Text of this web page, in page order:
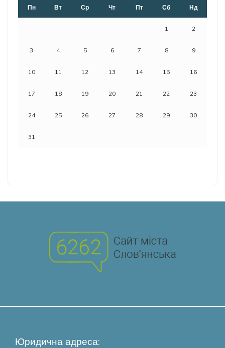
Пн Вт Ср Чт Пт Сб Нд
1 2
3 4 5 6 7 8 9
10 11 12 13 14 15 16
17 18 19 20 21 22 23
24 25 26 27 28 29 30
31
Юридична адреса: